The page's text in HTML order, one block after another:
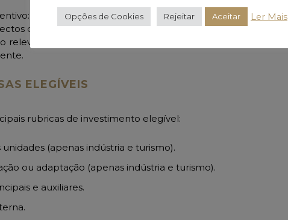
(i) criação de emprego qualificado; (ii) inserção da
com contributo relevante para a “transição climática”
relevante de capitais próprios), mas respeitando o limite
ELEGÍVEIS
rubricas de investimento elegível:
(apenas indústria e turismo).
ou adaptação (apenas indústria e turismo).
e auxiliares.
Opções de Cookies Rejeitar Aceitar Ler Mais